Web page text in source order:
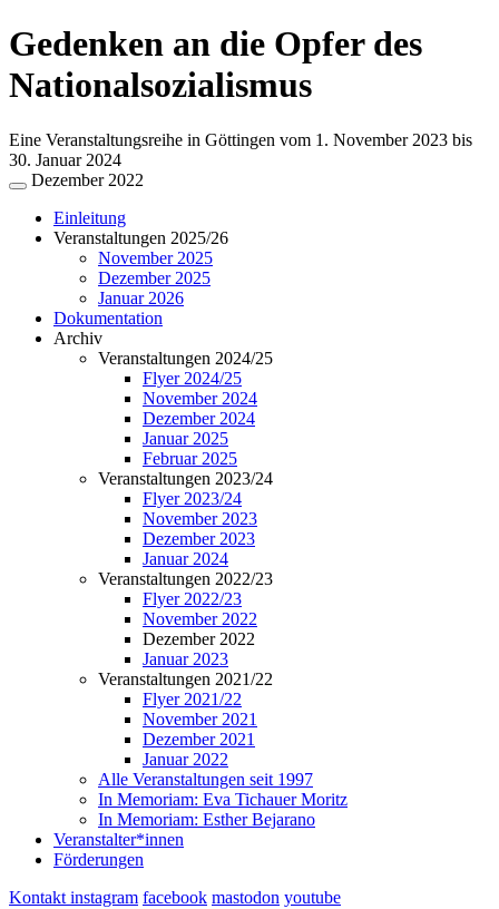
Gedenken an die Opfer des
Nationalsozialismus
Eine Veranstaltungsreihe in Göttingen vom 1. November 2023 bis
30. Januar 2024
Dezember 2022
Einleitung
Veranstaltungen 2025/26
November 2025
Dezember 2025
Januar 2026
Dokumentation
Archiv
Veranstaltungen 2024/25
Flyer 2024/25
November 2024
Dezember 2024
Januar 2025
Februar 2025
Veranstaltungen 2023/24
Flyer 2023/24
November 2023
Dezember 2023
Januar 2024
Veranstaltungen 2022/23
Flyer 2022/23
November 2022
Dezember 2022
Januar 2023
Veranstaltungen 2021/22
Flyer 2021/22
November 2021
Dezember 2021
Januar 2022
Alle Veranstaltungen seit 1997
In Memoriam: Eva Tichauer Moritz
In Memoriam: Esther Bejarano
Veranstalter*innen
Förderungen
Kontakt instagram facebook mastodon youtube